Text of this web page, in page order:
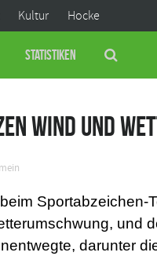
Kultur Hocke
Statistiken
Wind und
und
darunter